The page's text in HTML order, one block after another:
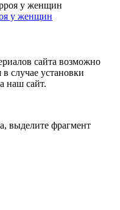
у женщин
сайта возможно
в случае установки
наш сайт.
выделите фрагмент